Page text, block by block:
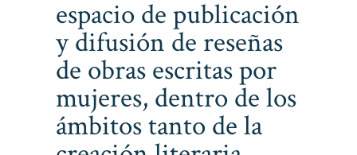
espacio de publicación
y difusión de reseñas
de obras escritas por
mujeres, dentro de los
ámbitos tanto de la